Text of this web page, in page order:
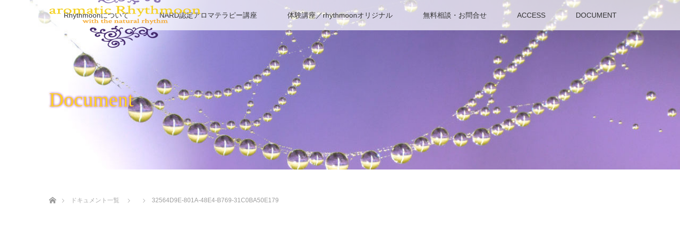
Rhythmoonについて NARD認定アロマテラピー講座 体験講座／rhythmoonオリジナル 無料相談・お問合せ ACCESS DOCUMENT
Document
ドキュメント一覧
32564D9E-801A-48E4-B769-31C0BA50E179